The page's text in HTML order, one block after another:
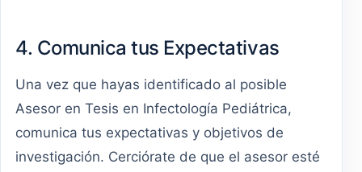
4. Comunica tus Expectativas
Una vez que hayas identificado al posible
Asesor en Tesis en Infectología Pediátrica,
comunica tus expectativas y objetivos de
investigación. Cerciórate de que el asesor esté